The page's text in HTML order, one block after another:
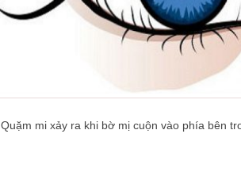
Quặm mi xảy ra khi bờ mị cuộn vào phía bên